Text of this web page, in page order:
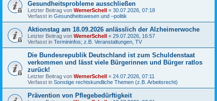
Gesundheitsprobleme ausschließen
Letzter Beitrag von WernerSchell « 30.07.2026, 07:18
Verfasst in Gesundheitswesen und –politik
Aktionstag am 18.09.2026 anlässlich der Alzheimerwoche
Letzter Beitrag von WernerSchell « 29.07.2026, 16:57
Verfasst in Termininfos; z.B. Veranstaltungen, TV
Die Bundesrepublik Deutschland ist zum Schuldenstaat
verkommen und lässt viele Bürgerinnen und Bürger ratlos
zurück!
Letzter Beitrag von WernerSchell « 24.07.2026, 07:11
Verfasst in Sonstige rechtskundliche Themen (z.B. Arbeitsrecht)
Prävention von Pflegebedürftigkeit